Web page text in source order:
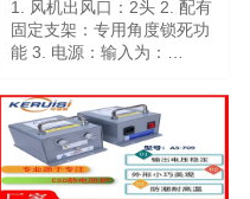
1. 风机出风口：2头 2. 配有
固定支架：专用角度锁死功
能 3. 电源：输入为：
为：直流型正负离子分量化
输出，带有离子平衡度可调
节